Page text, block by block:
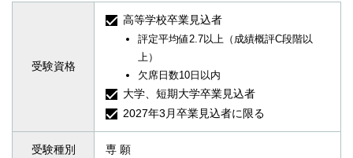
受験資格
高等学校卒業見込者
評定平均値2.7以上（成績概評C段階以
上）
欠席日数10日以内
大学、短期大学卒業見込者
2027年3月卒業見込者に限る
受験種別 専 願